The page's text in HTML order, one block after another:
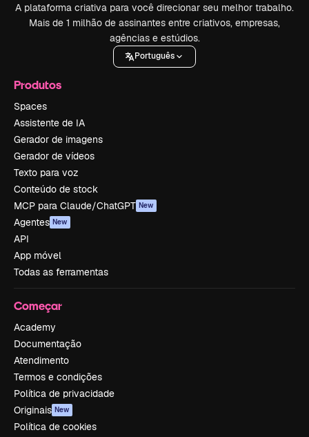
A plataforma criativa para você direcionar seu melhor trabalho.
Mais de 1 milhão de assinantes entre criativos, empresas,
agências e estúdios.
Português
Produtos
Spaces
Assistente de IA
Gerador de imagens
Gerador de vídeos
Texto para voz
Conteúdo de stock
MCP para Claude/ChatGPT New
Agentes New
API
App móvel
Todas as ferramentas
Começar
Academy
Documentação
Atendimento
Termos e condições
Política de privacidade
Originais New
Política de cookies